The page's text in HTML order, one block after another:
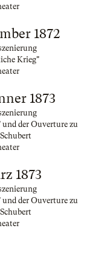
1872
Krieg"
1873
der Ouverture zu
1873
der Ouverture zu